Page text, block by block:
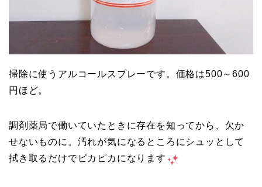
掃除に使うアルコールスプレーです。価格は500～600
円ほど。
調剤薬局で働いていたときに存在を知ってから、欠か
せないものに。汚れが気になるところにシュッとして
拭き取るだけでピカピカになります